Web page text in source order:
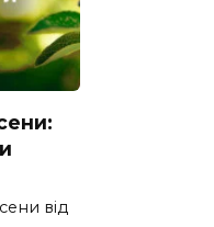
від